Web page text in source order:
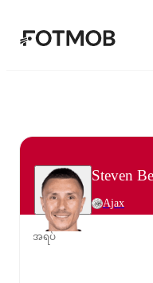
အဓိကအကြောင်းအရ
Steven
Ajax
အရပ်